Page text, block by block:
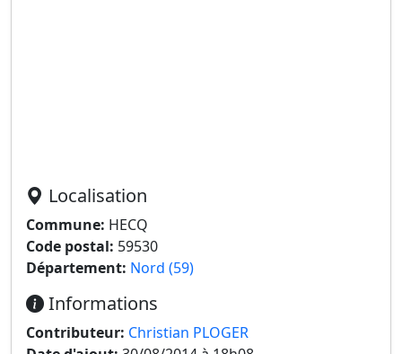
Localisation
Commune: HECQ
Code postal: 59530
Département: Nord (59)
Informations
Contributeur: Christian PLOGER